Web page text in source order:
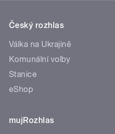
Český rozhlas
Válka na Ukrajině
Komunální volby
Stanice
eShop
mujRozhlas